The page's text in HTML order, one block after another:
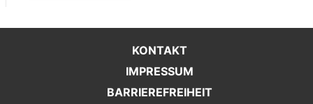
KONTAKT
IMPRESSUM
BARRIEREFREIHEIT